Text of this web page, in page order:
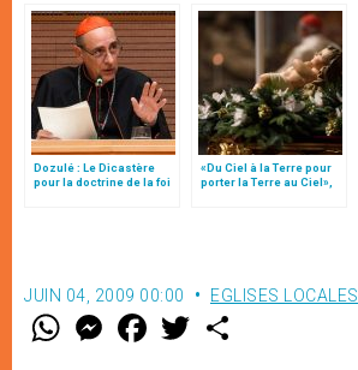
Dozulé : Le Dicastère
pour la doctrine de la foi
«Du Ciel à la Terre pour
porter la Terre au Ciel»,
JUIN 04, 2009 00:00 EGLISES LOCALES
W M
e
F
a w